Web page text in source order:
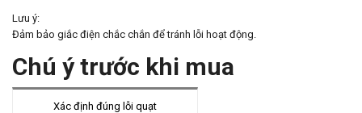
Lưu ý:
Đảm bảo giắc điện chắc chắn để tránh lỗi hoạt động.
Chú ý trước khi mua
Xác định đúng lỗi quạt